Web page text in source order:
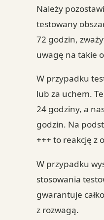
Należy
testowany
72 godzin,
uwagę na takie
W przypadku
lub za uchem.
24 godziny, a
godzin. Na
+++ to reakcję z
W przypadku
stosowania
gwarantuje
z rozwagą.